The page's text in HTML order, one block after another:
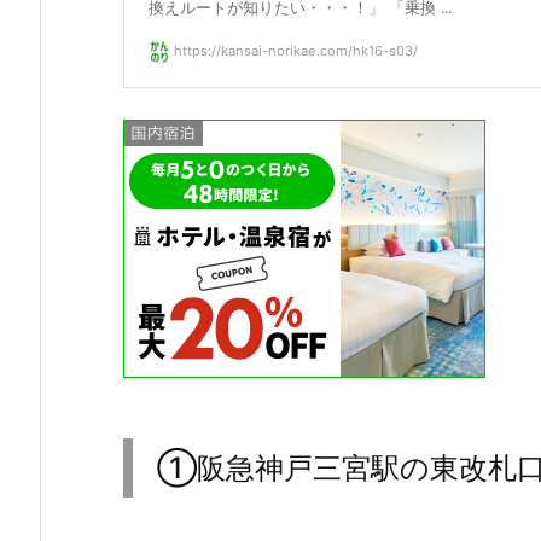
換えルートが知りたい・・・！」 「乗換 ...
https://kansai-norikae.com/hk16-s03/
①阪急神戸三宮駅の東改札